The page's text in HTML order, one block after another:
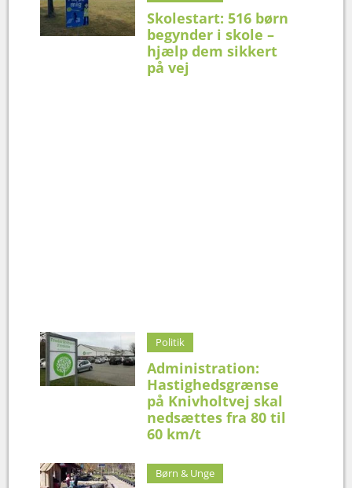
Skolestart: 516 børn
begynder i skole –
hjælp dem sikkert
på vej
Politik
Administration:
Hastighedsgrænse
på Knivholtvej skal
nedsættes fra 80 til
60 km/t
Børn & Unge